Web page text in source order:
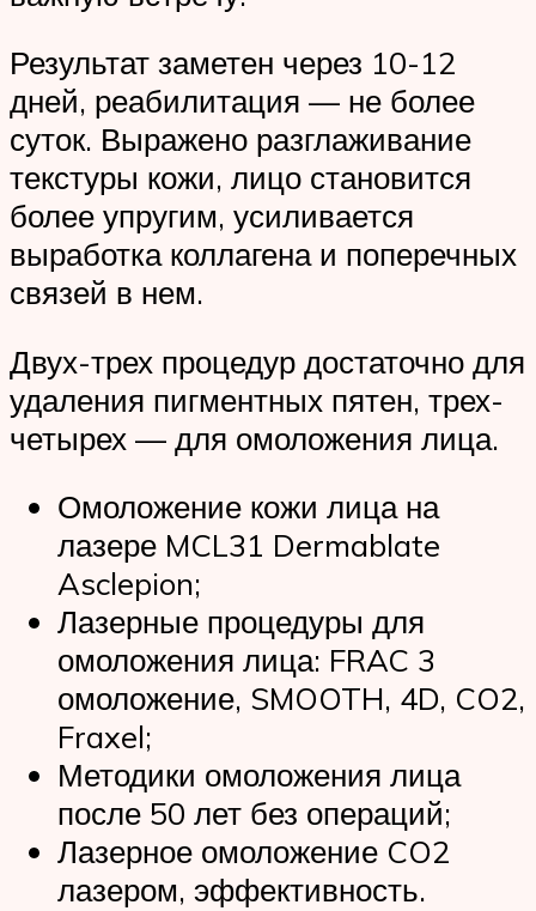
Результат заметен через 10-12
дней, реабилитация — не более
суток. Выражено разглаживание
текстуры кожи, лицо становится
более упругим, усиливается
выработка коллагена и поперечных
связей в нем.
Двух-трех процедур достаточно для
удаления пигментных пятен, трех-
четырех — для омоложения лица.
Омоложение кожи лица на
лазере MCL31 Dermablate
Asclepion;
Лазерные процедуры для
омоложения лица: FRAC 3
омоложение, SMOOTH, 4D, CO2,
Fraxel;
Методики омоложения лица
после 50 лет без операций;
Лазерное омоложение CO2
лазером, эффективность.